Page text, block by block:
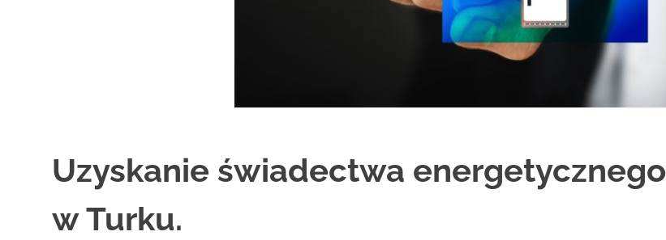
Uzyskanie świadectwa energetycznego
w Turku.